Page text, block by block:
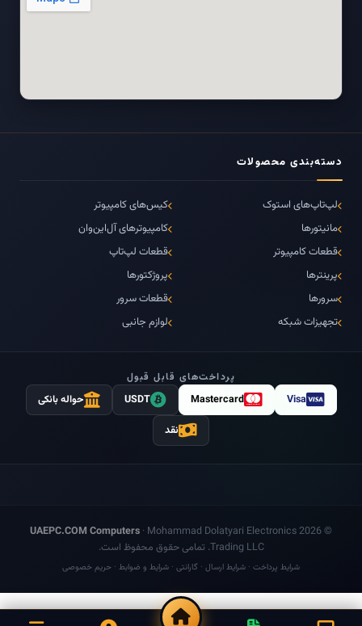
دسته‌بندی محصولات
لپ‌تاپ‌های استوک
کیس‌های کامپیوتر
مانیتورها
کامپیوترهای آل‌این‌وان
قطعات کامپیوتر
قطعات لپ‌تاپ
پرینترها
پروژکتورها
سرورها
قطعات سرور
تجهیزات شبکه
لوازم جانبی
پرداخت‌های قابل قبول
Visa
Mastercard
USDT
حواله بانکی
نقد
© 2026
UAEPC.COM Computers · Mohammad Dolatyari Electronics
Trading LLC. تمامی حقوق محفوظ است.
شرایط پرداخت · شرایط ارسال · گارانتی · شرایط و ضوابط · حریم خصوصی